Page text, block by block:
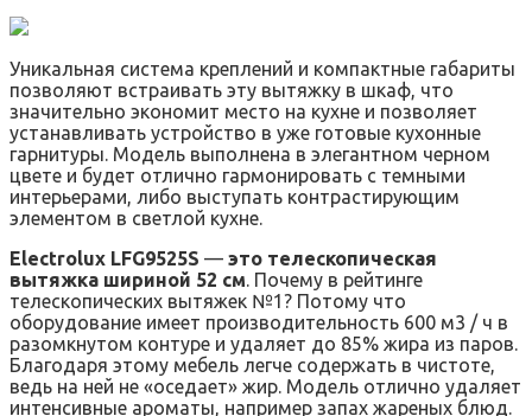
Уникальная система креплений и компактные габариты
позволяют встраивать эту вытяжку в шкаф, что
значительно экономит место на кухне и позволяет
устанавливать устройство в уже готовые кухонные
гарнитуры. Модель выполнена в элегантном черном
цвете и будет отлично гармонировать с темными
интерьерами, либо выступать контрастирующим
элементом в светлой кухне.
Electrolux LFG9525S — это телескопическая
вытяжка шириной 52 см. Почему в рейтинге
телескопических вытяжек №1? Потому что
оборудование имеет производительность 600 м3 / ч в
разомкнутом контуре и удаляет до 85% жира из паров.
Благодаря этому мебель легче содержать в чистоте,
ведь на ней не «оседает» жир. Модель отлично удаляет
интенсивные ароматы, например запах жареных блюд.